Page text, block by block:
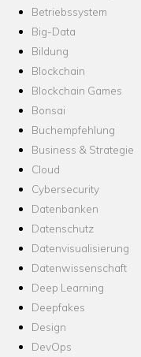
Betriebssystem
Big-Data
Bildung
Blockchain
Blockchain Games
Bonsai
Buchempfehlung
Business & Strategie
Cloud
Cybersecurity
Datenbanken
Datenschutz
Datenvisualisierung
Datenwissenschaft
Deep Learning
Deepfakes
Design
DevOps